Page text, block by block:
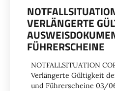
VERLÄNGERTE
FÜHRERSCHEINE
NOTFALLSITUATION
Verlängerte Gültigkeit
und Führerscheine 03/